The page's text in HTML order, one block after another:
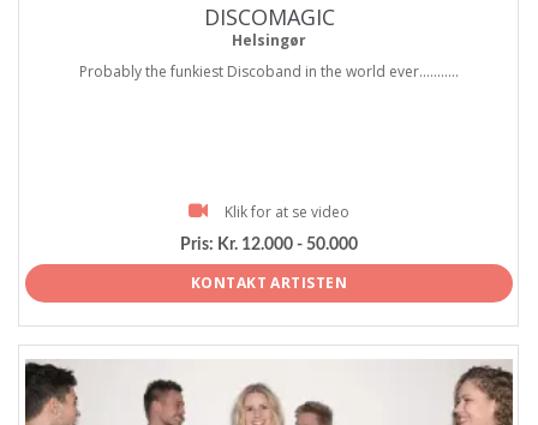
DISCOMAGIC
Helsingør
Probably the funkiest Discoband in the world ever...........
Klik for at se video
Pris: Kr. 12.000 - 50.000
KONTAKT ARTISTEN